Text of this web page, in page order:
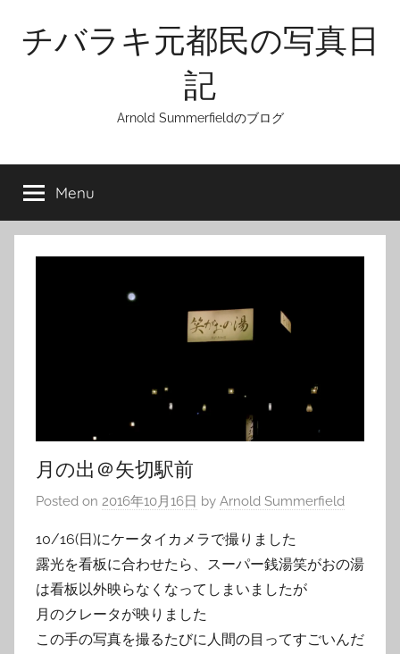
content
チバラキ元都民の写真日
記
Arnold Summerfieldのブログ
Menu
月の出＠矢切駅前
Posted on 2016年10月16日 by Arnold Summerfield
10/16(日)にケータイカメラで撮りました
露光を看板に合わせたら、スーパー銭湯笑がおの湯
は看板以外映らなくなってしまいましたが
月のクレータが映りました
この手の写真を撮るたびに人間の目ってすごいんだ